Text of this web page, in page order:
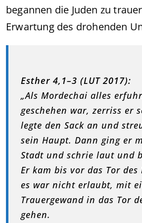
begannen die Juden zu
Erwartung des drohenden
Esther 4,1–3 (LUT 2017):
„Als Mordechai alles
geschehen war, zerriss er
legte den Sack an und
sein Haupt. Dann ging er
Stadt und schrie laut und
Er kam bis vor das Tor des
es war nicht erlaubt, mit
Trauergewand in das Tor
gehen.